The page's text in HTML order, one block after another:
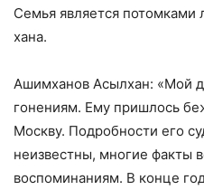
Семья является потомками
хана.
Ашимханов Асылхан: «Мой
гонениям. Ему пришлось
Москву. Подробности его
неизвестны, многие факты
воспоминаниям. В конце